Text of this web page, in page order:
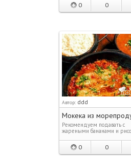
0 0
Автор: ddd
Мокека из
Рекомендуем подавать с
жареными бананами и
0 0